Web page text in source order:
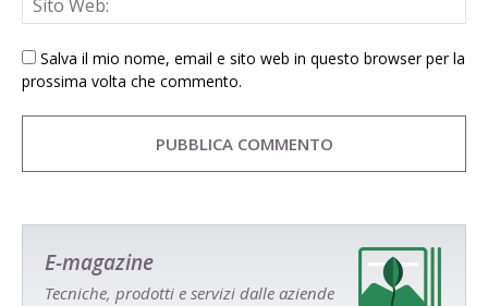
Salva il mio nome, email e sito web in questo browser per la
prossima volta che commento.
E-magazine
Tecniche, prodotti e servizi dalle aziende